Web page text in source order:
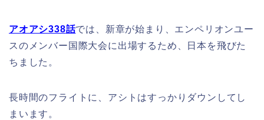
アオアシ338話では、新章が始まり、エンペリオンユー
スのメンバー国際大会に出場するため、日本を飛びた
ちました。
長時間のフライトに、アシトはすっかりダウンしてし
まいます。